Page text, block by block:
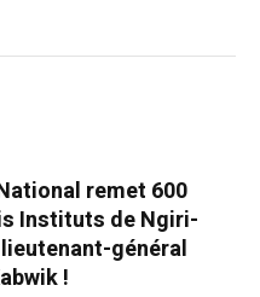
remet 600
Instituts de Ngiri-
général
!